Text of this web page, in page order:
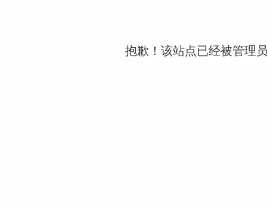
抱歉！该站点已经被管理